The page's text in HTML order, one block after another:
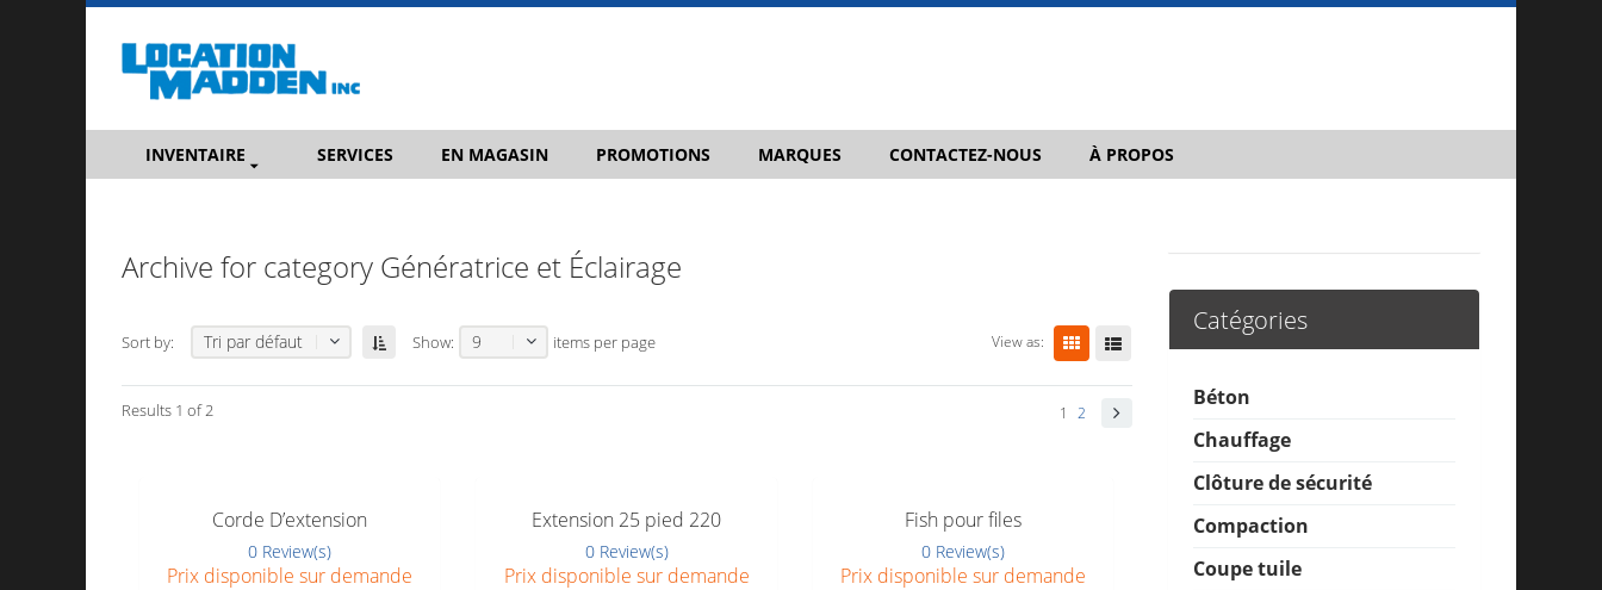
INVENTAIRE SERVICES EN MAGASIN PROMOTIONS MARQUES CONTACTEZ-NOUS À PROPOS
Archive for category Génératrice et Éclairage
Sort by: Tri par défaut Show: 9 items per page View as:
Results 1 of 2 1 2
Corde D’extension
0 Review(s)
Prix disponible sur demande
Extension 25 pied 220
0 Review(s)
Prix disponible sur demande
Fish pour files
0 Review(s)
Prix disponible sur demande
Catégories
Béton
Chauffage
Clôture de sécurité
Compaction
Coupe tuile